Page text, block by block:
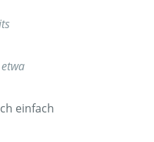
einfach